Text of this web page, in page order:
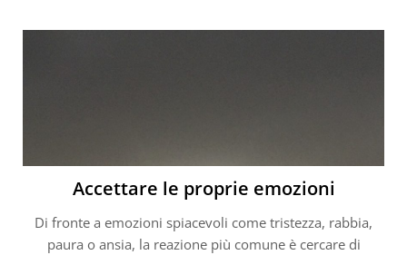
Accettare le proprie emozioni
Di fronte a emozioni spiacevoli come tristezza, rabbia,
paura o ansia, la reazione più comune è cercare di